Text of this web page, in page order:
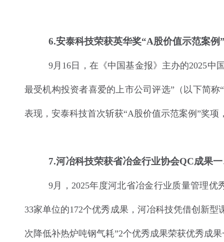
6.安泰科技荣获英华奖“A股价值示范案例
9月16日，在《中国基金报》主办的2025中
最受机构投资者喜爱的上市公司评选”（以下简
表现，安泰科技首次斩获“A股价值示范案例”奖
7.河冶科技荣获省冶金行业协会QC成果
9月，2025年度河北省冶金行业质量管理
33家单位的172个优秀成果，河冶科技凭借创新
次降低补热炉吨钢气耗”2个优秀成果荣获优秀成